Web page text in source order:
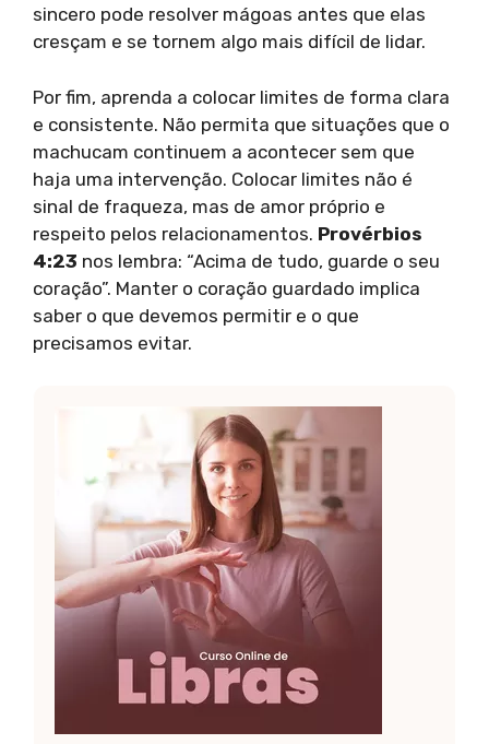
sincero pode resolver mágoas antes que elas
cresçam e se tornem algo mais difícil de lidar.
Por fim, aprenda a colocar limites de forma clara
e consistente. Não permita que situações que o
machucam continuem a acontecer sem que
haja uma intervenção. Colocar limites não é
sinal de fraqueza, mas de amor próprio e
respeito pelos relacionamentos. Provérbios
4:23 nos lembra: “Acima de tudo, guarde o seu
coração”. Manter o coração guardado implica
saber o que devemos permitir e o que
precisamos evitar.